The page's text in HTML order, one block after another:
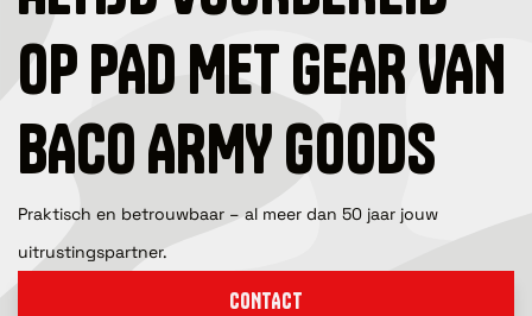
OP PAD MET GEAR VAN
BACO ARMY GOODS
Praktisch en betrouwbaar – al meer dan 50 jaar jouw
uitrustingspartner.
CONTACT